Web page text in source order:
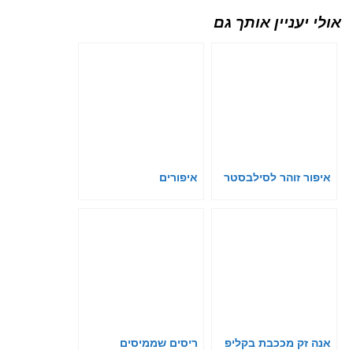
אולי יעניין אותך גם
איפור זוהר לסילבסטר איפורים
אנה זק מככבת בקליפ
ריסים שממיסים